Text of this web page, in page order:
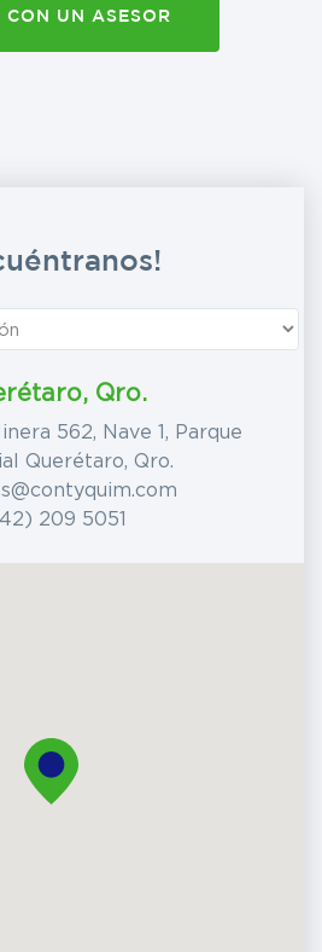
CON UN ASESOR
Qro.
562, Nave 1, Parque
Querétaro, Qro.
209 5051